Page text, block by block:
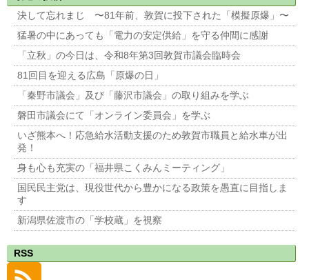
決して忘れまじ 〜81年前、敦賀に投下された「模擬原爆」〜
猛暑の中にあっても「電力の安定供給」を守る仲間に感謝
「立秋」の今日は、令和8年第3回敦賀市議会臨時会
81回目を迎える広島「原爆の日」
「秦野市議会」及び「藤沢市議会」の取り組みを学ぶ
磐田市議会にて「オンライン委員会」を学ぶ
いざ熊本へ！応急給水活動支援のため敦賀市職員と給水車が出
発！
身も心も充実の「福井県こくみんミーティング」
国民民主党は、現役世代から豊かになる政策を愚直に目指しま
す
新潟県佐渡市の「学校蔵」を視察
RSS